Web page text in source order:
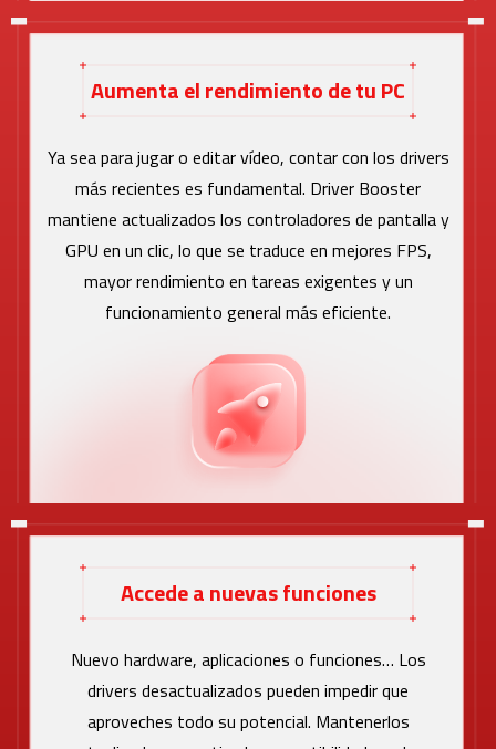
Aumenta el rendimiento de tu PC
Ya sea para jugar o editar vídeo, contar con los drivers
más recientes es fundamental. Driver Booster
mantiene actualizados los controladores de pantalla y
GPU en un clic, lo que se traduce en mejores FPS,
mayor rendimiento en tareas exigentes y un
funcionamiento general más eficiente.
Accede a nuevas funciones
Nuevo hardware, aplicaciones o funciones… Los
drivers desactualizados pueden impedir que
aproveches todo su potencial. Mantenerlos